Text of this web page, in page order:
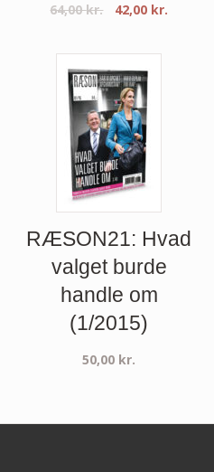
64,00kr. 42,00 kr.
RÆSON21: Hvad
valget burde
handle om
(1/2015)
50,00 kr.